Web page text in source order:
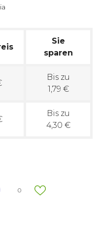
Sie
sparen
Bis zu
1,79 €
Bis zu
4,30 €
0